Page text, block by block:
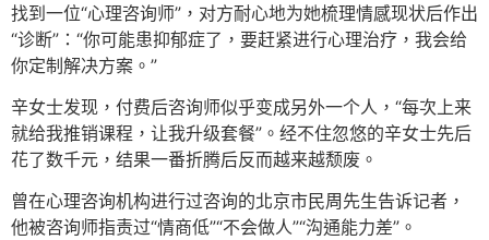
找到一位“心理咨询师”，对方耐心地为她梳理情感现状后作出
“诊断”：“你可能患抑郁症了，要赶紧进行心理治疗，我会给
你定制解决方案。”
辛女士发现，付费后咨询师似乎变成另外一个人，“每次上来
就给我推销课程，让我升级套餐”。经不住忽悠的辛女士先后
花了数千元，结果一番折腾后反而越来越颓废。
曾在心理咨询机构进行过咨询的北京市民周先生告诉记者，
他被咨询师指责过“情商低”“不会做人”“沟通能力差”。